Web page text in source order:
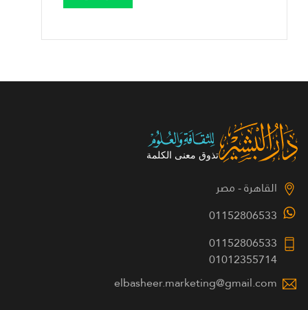
القاهرة - مصر
01152806533
01152806533
01012355714
elbasheer.marketing@gmail.com